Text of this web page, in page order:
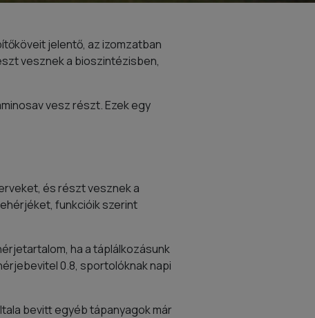
jelentő, az izomzatban
vesznek a bioszintézisben,
vesz részt. Ezek egy
és részt vesznek a
funkcióik szerint
ha a táplálkozásunk
0.8, sportolóknak napi
bevitt egyéb tápanyagok már